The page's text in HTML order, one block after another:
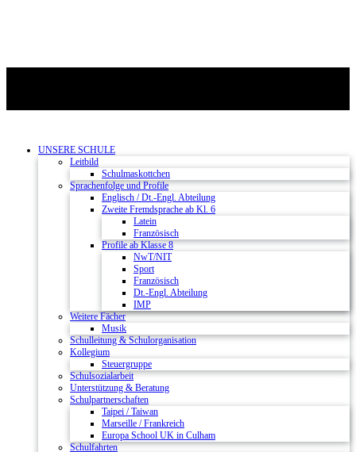
UNSERE SCHULE
Leitbild
Schulmaskottchen
Sprachenfolge und Profile
Englisch / Dt.-Engl. Abteilung
Zweite Fremdsprache ab Kl. 6
Latein
Französisch
Profile ab Klasse 8
NwT/NIT
Sport
Französisch
Dt.-Engl. Abteilung
IMP
Weitere Fächer
Musik
Schulleitung & Schulorganisation
Kollegium
Steuergruppe
Schulsozialarbeit
Unterstützung & Beratung
Schulpartnerschaften
Taipei / Taiwan
Marseille / Frankreich
Europa School UK in Culham
Schulfahrten